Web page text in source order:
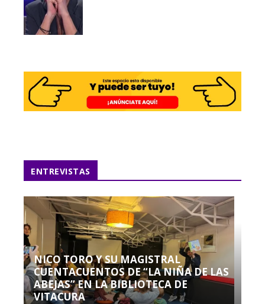
ENTREVISTAS
NICO TORO Y SU MAGISTRAL
CUENTACUENTOS DE “LA NIÑA DE LAS
ABEJAS” EN LA BIBLIOTECA DE
VITACURA